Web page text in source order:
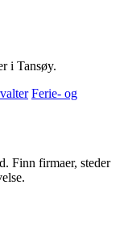
i Tansøy.
Ferie- og
Finn firmaer, steder